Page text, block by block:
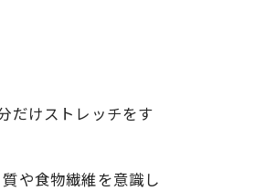
だけストレッチをす
や食物繊維を意識し